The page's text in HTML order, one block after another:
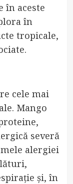
în aceste
în
tropicale,
cele mai
Mango
severă
alergiei
și, în